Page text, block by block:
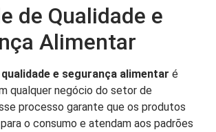
de Qualidade e
Alimentar
e segurança alimentar é
qualquer negócio do setor de
processo garante que os produtos
o consumo e atendam aos padrões